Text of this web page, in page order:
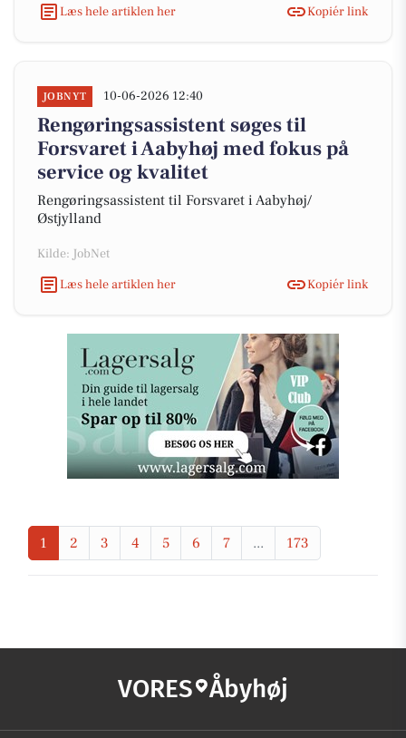
Læs hele artiklen her
Kopiér link
JOBNYT 10-06-2026 12:40
Rengøringsassistent søges til
Forsvaret i Aabyhøj med fokus på
service og kvalitet
Rengøringsassistent til Forsvaret i Aabyhøj/
Østjylland
Kilde: JobNet
Læs hele artiklen her
Kopiér link
1 2 3 4 5 6 7 ... 173
VORES Åbyhøj